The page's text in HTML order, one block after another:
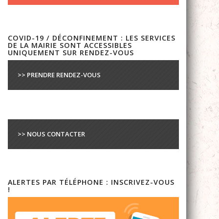
COVID-19 / DÉCONFINEMENT : LES SERVICES
DE LA MAIRIE SONT ACCESSIBLES
UNIQUEMENT SUR RENDEZ-VOUS
>> PRENDRE RENDEZ-VOUS
>> NOUS CONTACTER
ALERTES PAR TÉLÉPHONE : INSCRIVEZ-VOUS
!